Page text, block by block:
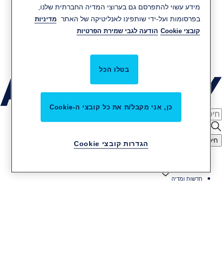
יצירת קשר
קריירה באסא אבלוי
חיפוש
חדשות ומדיה
מידע עשוי להתפרסם גם בערוצי המדיה החברתית שלנו,
בפרסומות ועל-ידי שותפינו לאנליטיקה של האתר
מדיניות
קובצי Cookie
הודעה לגבי שמירת הפרטיות
בטלו הכל
כן, אני מקבל/ת את כל קובצי ה-Cookie
הגדרות קובצי Cookie